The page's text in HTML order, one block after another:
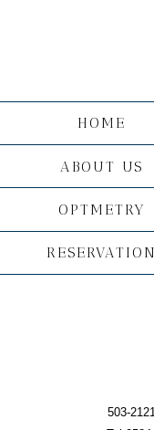
HOME
ABOUT US
OPTMETRY
RESERVATION
503-